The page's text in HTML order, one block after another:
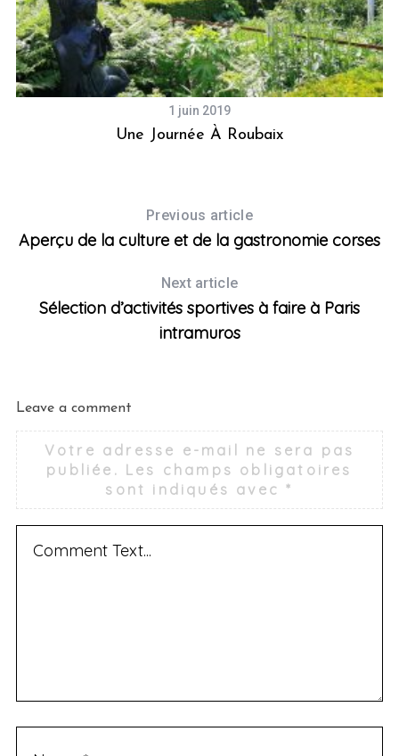
1 juin 2019
Une Journée À Roubaix
Previous article
Aperçu de la culture et de la gastronomie corses
Next article
Sélection d’activités sportives à faire à Paris
intramuros
Leave a comment
Votre adresse e-mail ne sera pas
publiée. Les champs obligatoires
sont indiqués avec*